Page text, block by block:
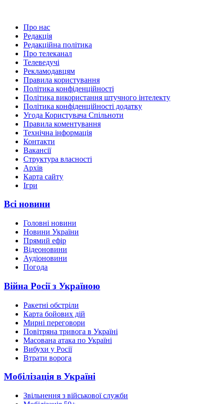
Про нас
Редакція
Редакційна політика
Про телеканал
Телеведучі
Рекламодавцям
Правила користування
Політика конфіденційності
Політика використання штучного інтелекту
Політика конфіденційності додатку
Угода Користувача Спільноти
Правила коментування
Технічна інформація
Контакти
Вакансії
Структура власності
Архів
Карта сайту
Ігри
Всі новини
Головні новини
Новини України
Прямий ефір
Відеоновини
Аудіоновини
Погода
Війна Росії з Україною
Ракетні обстріли
Карта бойових дій
Мирні переговори
Повітряна тривога в Україні
Масована атака по Україні
Вибухи у Росії
Втрати ворога
Мобілізація в Україні
Звільнення з військової служби